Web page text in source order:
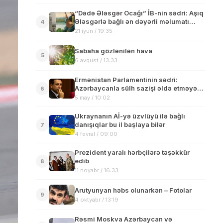
4
“Dədə Ələsgər Ocağı” İB-nin sədri: Aşıq
Ələsgərlə bağlı ən dəyərli məlumatı
nəvəsi toplayıb
21 iyun / 19:35
5
Sabaha gözlənilən hava
6 avqust / 13:33
6
Ermənistan Parlamentinin sədri:
Azərbaycanla sülh sazişi əldə etməyə
hazırıq
5 may / 10:02
7
Ukraynanın Aİ-yə üzvlüyü ilə bağlı
danışıqlar bu il başlaya bilər
4 fevral / 09:00
8
Prezident yaralı hərbçilərə təşəkkür
edib
11 noyabr / 16:33
9
Arutyunyan həbs olunarkən – Fotolar
4 oktyabr / 13:19
Rəsmi Moskva Azərbaycan və